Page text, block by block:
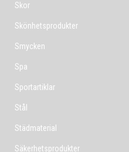
Skor
Skönhetsprodukter
Smycken
Spa
Sportartiklar
Stål
Städmaterial
Säkerhetsprodukter